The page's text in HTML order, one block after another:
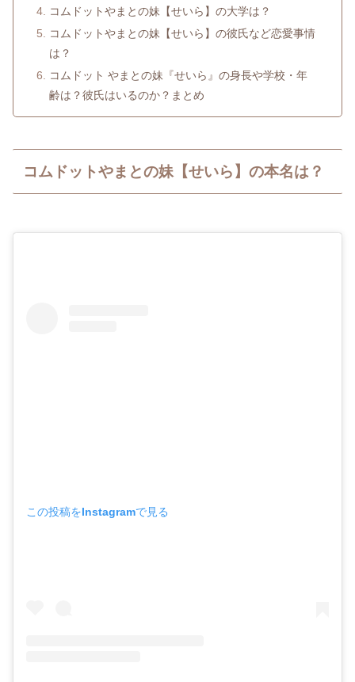
コムドットやまとの妹【せいら】の大学は？
コムドットやまとの妹【せいら】の彼氏など恋愛事情
は？
コムドット やまとの妹『せいら』の身長や学校・年
齢は？彼氏はいるのか？まとめ
コムドットやまとの妹【せいら】の本名は？
この投稿をInstagramで見る